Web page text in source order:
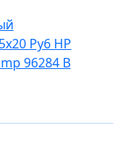
Ру6 НР
96284 В